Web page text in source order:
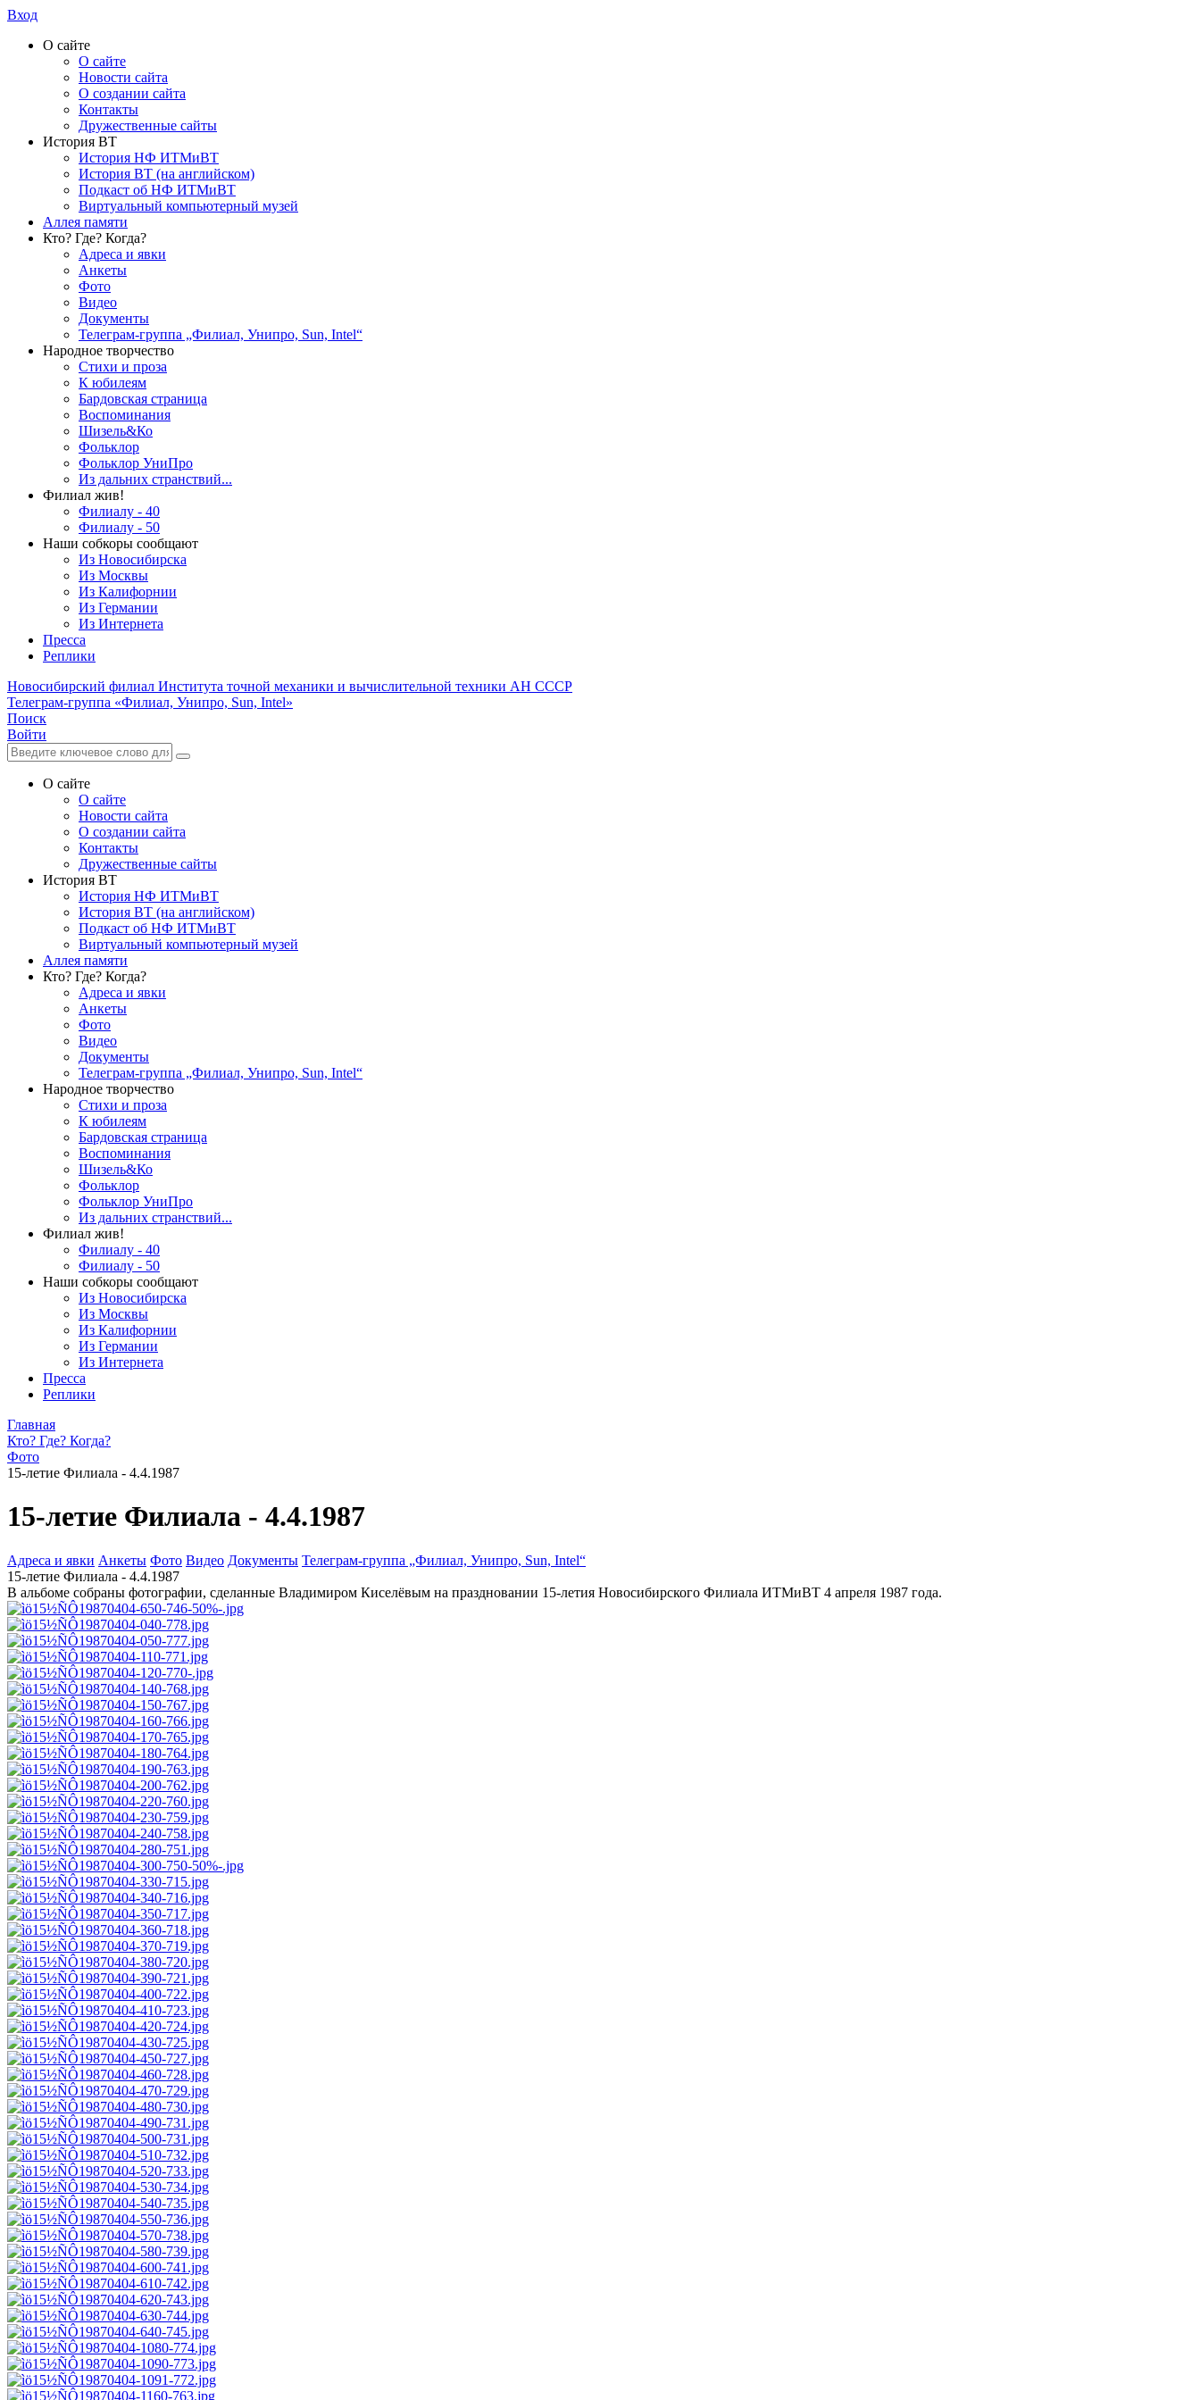
Вход
О сайте
О сайте
Новости сайта
О создании сайта
Контакты
Дружественные сайты
История ВТ
История НФ ИТМиВТ
История ВТ (на английском)
Подкаст об НФ ИТМиВТ
Виртуальный компьютерный музей
Аллея памяти
Кто? Где? Когда?
Адреса и явки
Анкеты
Фото
Видео
Документы
Телеграм-группа „Филиал, Унипро, Sun, Intel“
Народное творчество
Стихи и проза
К юбилеям
Бардовская страница
Воспоминания
Шизель&Ко
Фольклор
Фольклор УниПро
Из дальних странствий...
Филиал жив!
Филиалу - 40
Филиалу - 50
Наши собкоры сообщают
Из Новосибирска
Из Москвы
Из Калифорнии
Из Германии
Из Интернета
Пресса
Реплики
Новосибирский филиал Института точной механики и вычислительной техники АН СССР
Телеграм-группа «Филиал, Унипро, Sun, Intel»
Поиск
Войти
О сайте
О сайте
Новости сайта
О создании сайта
Контакты
Дружественные сайты
История ВТ
История НФ ИТМиВТ
История ВТ (на английском)
Подкаст об НФ ИТМиВТ
Виртуальный компьютерный музей
Аллея памяти
Кто? Где? Когда?
Адреса и явки
Анкеты
Фото
Видео
Документы
Телеграм-группа „Филиал, Унипро, Sun, Intel“
Народное творчество
Стихи и проза
К юбилеям
Бардовская страница
Воспоминания
Шизель&Ко
Фольклор
Фольклор УниПро
Из дальних странствий...
Филиал жив!
Филиалу - 40
Филиалу - 50
Наши собкоры сообщают
Из Новосибирска
Из Москвы
Из Калифорнии
Из Германии
Из Интернета
Пресса
Реплики
Главная
Кто? Где? Когда?
Фото
15-летие Филиала - 4.4.1987
15-летие Филиала - 4.4.1987
Адреса и явки Анкеты Фото Видео Документы Телеграм-группа „Филиал, Унипро, Sun, Intel“
15-летие Филиала - 4.4.1987
В альбоме собраны фотографии, сделанные Владимиром Киселёвым на праздновании 15-летия Новосибирского Филиала ИТМиВТ 4 апреля 1987 года.